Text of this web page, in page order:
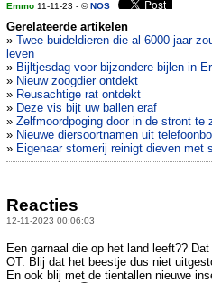
Emmo 11-11-23 - ©NOS
Gerelateerde artikelen
» Twee buideldieren die al 6000 jaar
leven
» Bijltjesdag voor bijzondere bijlen in
» Nieuw zoogdier ontdekt
» Reusachtige rat ontdekt
» Deze vis bijt uw ballen eraf
» Zelfmoordpoging door in de stront te
» Nieuwe diersoortnamen uit
» Eigenaar stomerij reinigt dieven met
Reacties
12-11-2023 00:06:03
Een garnaal die op het land leeft?? Dat
OT: Blij dat het beestje dus niet
En ook blij met de tientallen nieuwe